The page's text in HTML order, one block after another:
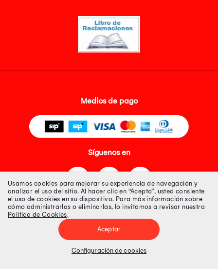
Medios de pago
Síguenos en
Tienda 100% Segura
Tiendas Peruanas S.A. R.U.C. Nº 20493020618. Todos los derechos
Precios disponibles solo en www.oechsle.pe. Precios online publicados
Usamos cookies para mejorar su experiencia de navegación y
analizar el uso del sitio. Al hacer clic en “Acepto”, usted consiente
el uso de cookies en su dispositivo. Para más información sobre
cómo administrarlas o eliminarlas, lo invitamos a revisar nuestra
Política de Cookies.
Aceptar
Configuración de cookies